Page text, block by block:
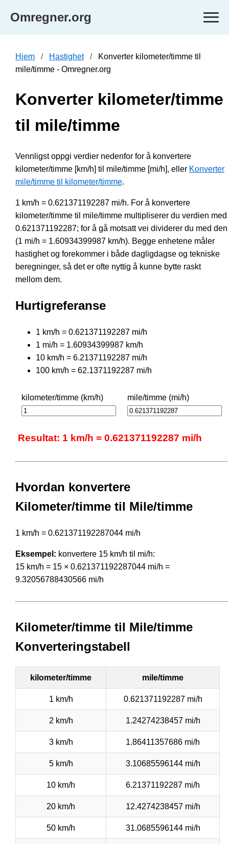
Omregner.org
Hjem Hastighet
Konverter kilometer/timme til
mile/timme - Omregner.org
Konverter kilometer/timme
til mile/timme
Vennligst oppgi verdier nedenfor for å konvertere
kilometer/timme [km/h] til mile/timme [mi/h], eller Konverter
mile/timme til kilometer/timme.
1 km/h = 0.621371192287 mi/h. For å konvertere
kilometer/timme til mile/timme multipliserer du verdien med
0.621371192287; for å gå motsatt vei dividerer du med den
(1 mi/h = 1.60934399987 km/h). Begge enhetene måler
hastighet og forekommer i både dagligdagse og tekniske
beregninger, så det er ofte nyttig å kunne bytte raskt
mellom dem.
Hurtigreferanse
1 km/h = 0.621371192287 mi/h
1 mi/h = 1.60934399987 km/h
10 km/h = 6.21371192287 mi/h
100 km/h = 62.1371192287 mi/h
kilometer/timme (km/h) mile/timme (mi/h)
Resultat: 1 km/h = 0.621371192287 mi/h
Hvordan konvertere
Kilometer/timme til Mile/timme
1 km/h = 0.621371192287044 mi/h
Eksempel: konvertere 15 km/h til mi/h:
15 km/h = 15 × 0.621371192287044 mi/h =
9.32056788430566 mi/h
Kilometer/timme til Mile/timme
Konverteringstabell
kilometer/timme mile/timme
1 km/h 0.621371192287 mi/h
2 km/h 1.24274238457 mi/h
3 km/h 1.86411357686 mi/h
5 km/h 3.10685596144 mi/h
10 km/h 6.21371192287 mi/h
20 km/h 12.4274238457 mi/h
50 km/h 31.0685596144 mi/h